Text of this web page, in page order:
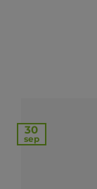
30
sep